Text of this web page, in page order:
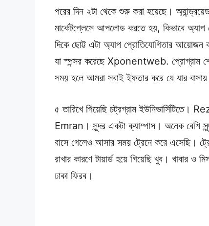
পরের দিন ২টা থেকে শুরু করা হয়েছে।
মার্কেটপ্লেসে আপলোড করতে হয়, কিভাবে
দিকে ছোট্ট এটা অ্যাপ প্রোতিযোগিতার আয়োজন
যা স্পন্সর করেছে Xponentweb. প্রোগ্রাম
সময় হলে আমরা সবাই ইফতার করে যে যার
৫ তারিখে গিয়েছি চট্রগ্রাম
Emran। সুন্দর একটা ক্যাম্পাস। অনেক বেশি
বাসে গেলেও আসার সময় ট্রেনে করে এসেছি।
রাখার কারণে টায়ার্ড হয়ে গিয়েছি খুব। খাবার
ঢাকা ফিরব।